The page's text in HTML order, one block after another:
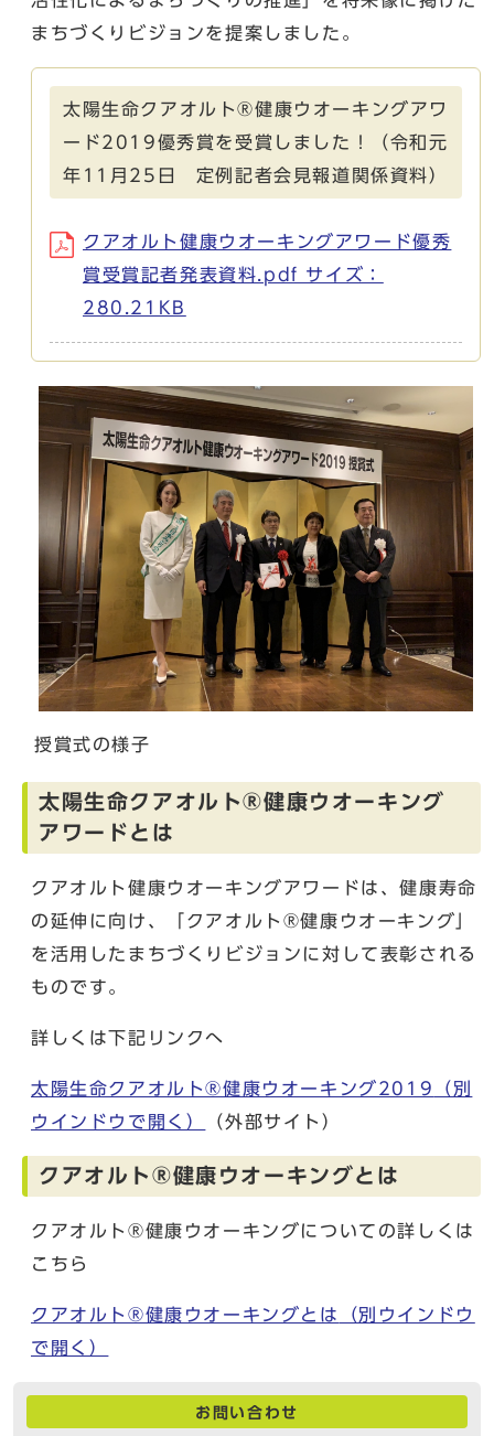
まちづくりビジョンを提案しました。
太陽生命クアオルト®健康ウオーキングアワ
ード2019優秀賞を受賞しました！（令和元
年11月25日 定例記者会見報道関係資料）
クアオルト健康ウオーキングアワード優秀
賞受賞記者発表資料.pdf サイズ：
280.21KB
授賞式の様子
太陽生命クアオルト®健康ウオーキング
アワードとは
クアオルト健康ウオーキングアワードは、健康寿命
の延伸に向け、「クアオルト®健康ウオーキング」
を活用したまちづくりビジョンに対して表彰される
ものです。
詳しくは下記リンクへ
太陽生命クアオルト®健康ウオーキング2019
（別
ウインドウで開く）
（外部サイト）
クアオルト®健康ウオーキングとは
クアオルト®健康ウオーキングについての詳しくは
こちら
クアオルト®健康ウオーキングとは
（別ウインドウ
で開く）
お問い合わせ